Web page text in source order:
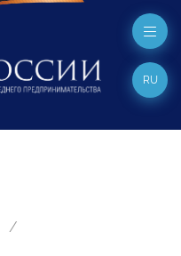
RU